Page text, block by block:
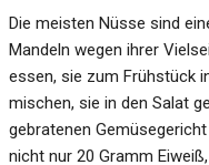
Die meisten Nüsse sind
Mandeln wegen ihrer
essen, sie zum Frühstück
mischen, sie in den Salat
gebratenen
nicht nur 20 Gramm